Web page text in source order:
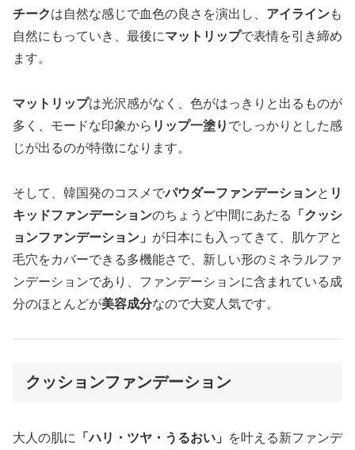
チークは自然な感じで血色の良さを演出し、 アイラインも
自然にもっていき、最後にマットリップで表情を引き締め
ます。
マットリップは光沢感がなく、色がはっきりと出るものが
多く、モードな印象から リップ一塗り でしっかりとした感
じが出るのが特徴になります。
そして、韓国発のコスメでパウダーファンデーションと リ
キッドファンデーションのちょうど中間にあたる
「クッシ
ョンファンデーション」 が日本にも入ってきて、肌ケアと
毛穴をカバーできる多機能さで、新しい形のミネラルファ
ンデーションであり、ファンデーションに含まれている成
分のほとんどが美容成分なので大変人気です。
クッションファンデーション
大人の肌に 「ハリ・ツヤ・うるおい」
を叶える新ファンデ